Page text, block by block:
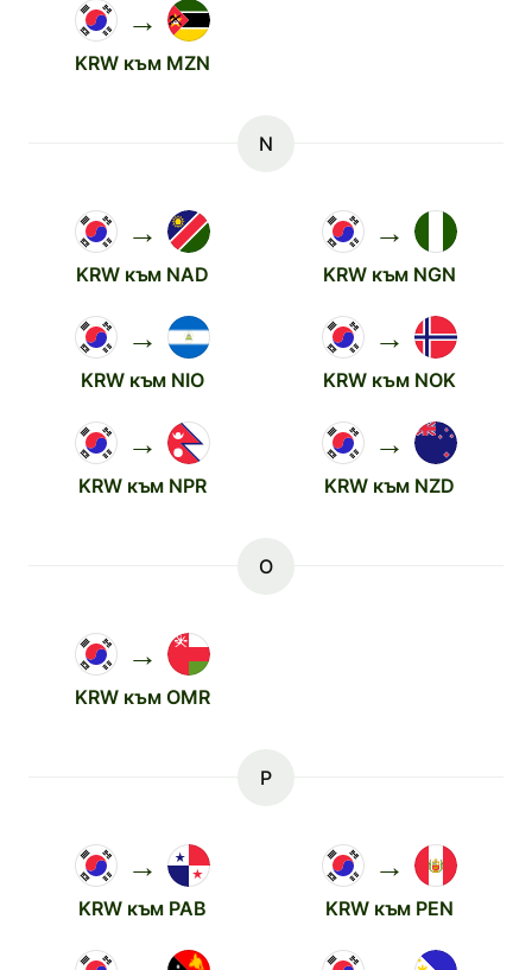
→
KRW към MZN
N
→
KRW към NAD
→
KRW към NGN
→
KRW към NIO
→
KRW към NOK
→
KRW към NPR
→
KRW към NZD
O
→
KRW към OMR
P
→
KRW към PAB
→
KRW към PEN